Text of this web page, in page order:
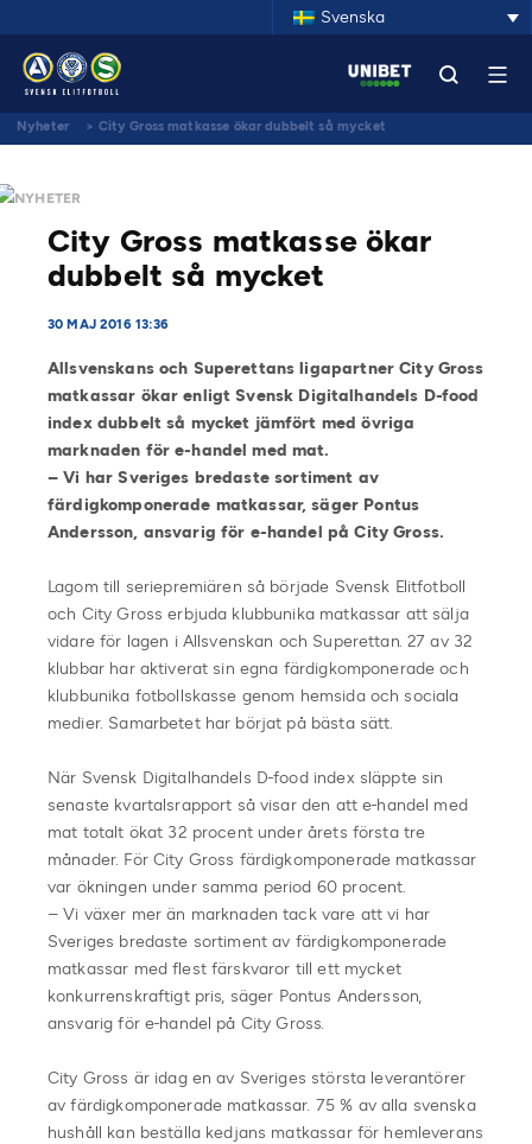
Svenska
Nyheter > City Gross matkasse ökar dubbelt så mycket
NYHETER
City Gross matkasse ökar
dubbelt så mycket
30 MAJ 2016 13:36
Allsvenskans och Superettans ligapartner City Gross
matkassar ökar enligtSvensk Digitalhandels D-food
index dubbelt så mycket jämfört med övriga
marknaden för e-handel med mat.
–Vi har Sveriges bredaste sortiment av
färdigkomponerade matkassar, säger Pontus
Andersson, ansvarig för e-handel på City Gross.
Lagom till seriepremiären så började Svensk Elitfotboll
och City Gross erbjuda klubbunika matkassar att sälja
vidare för lagen i Allsvenskan och Superettan. 27 av 32
klubbar har aktiverat sin egna färdigkomponerade och
klubbunika fotbollskasse genom hemsida och sociala
medier. Samarbetet har börjat på bästa sätt.
När Svensk Digitalhandels D-food index släppte sin
senaste kvartalsrapport så visar den att e-handel med
mat totalt ökat 32 procent under årets första tre
månader. För City Gross färdigkomponerade matkassar
var ökningen under samma period 60 procent.
– Vi växer mer än marknaden tack vare att vi har
Sveriges bredaste sortiment av färdigkomponerade
matkassar med flest färskvaror till ett mycket
konkurrenskraftigt pris, säger Pontus Andersson,
ansvarig för e-handel på City Gross.
City Gross är idag en av Sveriges största leverantörer
av färdigkomponerade matkassar. 75 % av alla svenska
hushåll kan beställa kedjans matkassar för hemleverans